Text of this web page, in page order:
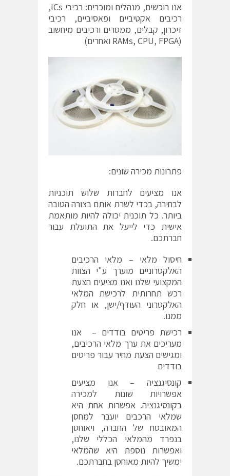
אנו רוכשים, מנהלים ומוכרים: רכיבי ICs,
רכיבים אקטיביים ופאסיביים, רכיבי
זיכרון, קבלים, ממסרים ורכיבים מיחשוב
(RAMs, CPU, FPGA ואחרים)
פתרונות מכירה שונים:
אנו מציעים לחברות שלוש תוכניות
לבחירה, בכדי לשרת אותם בצורה הטובה
ביותר. כל תוכנית יכולה להיות מותאמת
אישית כדי לייעל את התועלת עבור
חברתכם.
חיסול מלאי – מלאי הרכיבים
האלקטרוניים מוערך ע"י הצוות
המקצועי שלנו ואנו מציעים הצעת
רכש תחרותית לרכישת המלאי
האלקטרוני העודף/ישן, או חלק
ממנו.
רכישת פריטים בודדים – אנו
מעריכים את ערך מלאי הרכיבים,
ומגישים הצעת מחיר עבור פריטים
בודדים
קונסיגנציה – אנו מציעים
אפשרויות שונות למכירה
בקונסיגנציה. אפשרות אחת היא
שמלאי הרכבים יועבר למחסן
המאובטח של החברה, ויאוחסן
בנפרד מהמלאי הכללי שלנו,
ואפשרות נוספת היא שהמלאי
ימשיך להיות מאוחסן בחברתכם.